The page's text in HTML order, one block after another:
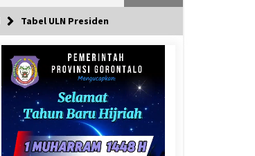
Tabel ULN Presiden